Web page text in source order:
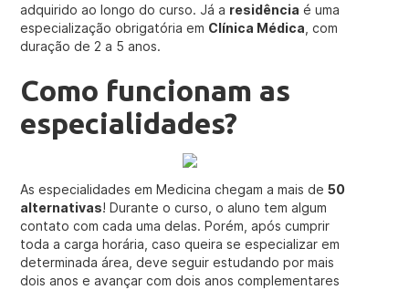
adquirido ao longo do curso. Já a residência é uma
especialização obrigatória em Clínica Médica , com
duração de 2 a 5 anos.
Como funcionam as
especialidades?
As especialidades em Medicina chegam a mais de50
alternativas! Durante o curso, o aluno tem algum
contato com cada uma delas. Porém, após cumprir
toda a carga horária, caso queira se especializar em
determinada área, deve seguir estudando por mais
dois anos e avançar com dois anos complementares